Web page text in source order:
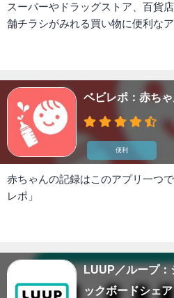
スーパーやドラッグストア、百貨
舗チラシがみれる買い物に便利なア
ベビレポ：赤ち
便利
赤ちゃんの記録はこのアプリ一つ
レポ」
LUUP／ループ
ックボードシェア